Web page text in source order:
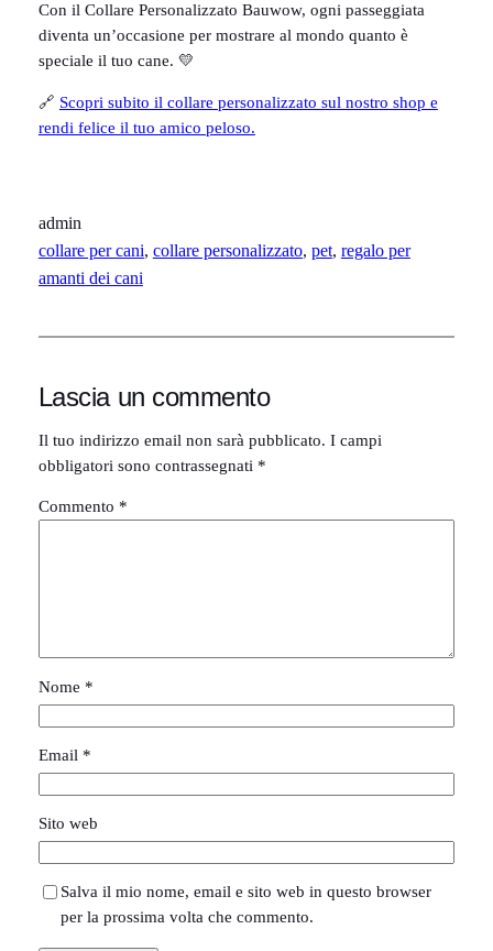
Con il Collare Personalizzato Bauwow, ogni passeggiata
diventa un’occasione per mostrare al mondo quanto è
speciale il tuo cane. 💛
🔗 Scopri subito il collare personalizzato sul nostro shop e
rendi felice il tuo amico peloso.
admin
collare per cani, collare personalizzato, pet, regalo per
amanti dei cani
Lascia un commento
Il tuo indirizzo email non sarà pubblicato. I campi
obbligatori sono contrassegnati *
Commento *
Nome *
Email *
Sito web
Salva il mio nome, email e sito web in questo browser
per la prossima volta che commento.